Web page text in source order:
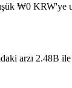
₩0 KRW'ye
arzı 2.48B